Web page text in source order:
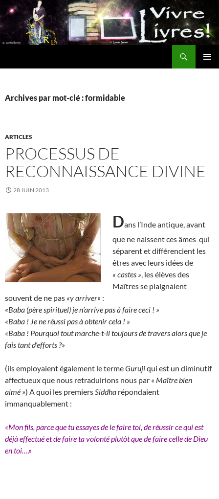
Aller
au
contenu
Archives par mot-clé : formidable
ARTICLES
PROCESSUS DE
RECONNAISSANCE DIVINE
28 JUIN 2013
Dans l’Inde antique, avant
que ne naissent ces âmes qui
séparent et différencient les
êtres avec leurs idées de
« castes » , les élèves des
Maîtres se plaignaient
souvent de ne pas «y arriver» :
«Baba (père spirituel) je n’arrive pas à faire ceci ! »
«Baba ! Je ne réussi pas à obtenir cela ! »
«Baba ! Pourquoi tout marche-t-il toujours de travers alors que je
fais tant d’efforts ?»
(ils employaient également le termeGurujiqui est un diminutif
affectueux que nous retraduirions nous par « Maître bien
aimé ») A quoi les premiers Siddha répondaient
immanquablement :
«Mon fils, parce que tu essayes de le faire toi, de réussir ce qui est
déjà effectué et de faire ta volonté plutôt que de faire celle de Dieu
en toi….»